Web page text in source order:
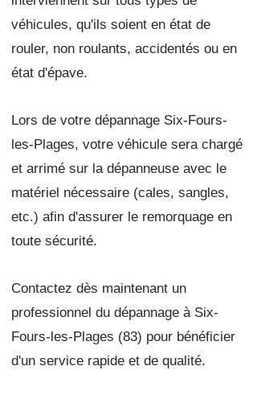
véhicules, qu'ils soient en état de
rouler, non roulants, accidentés ou en
état d'épave.
Lors de votre dépannage Six-Fours-
les-Plages, votre véhicule sera chargé
et arrimé sur la dépanneuse avec le
matériel nécessaire (cales, sangles,
etc.) afin d'assurer le remorquage en
toute sécurité.
Contactez dès maintenant un
professionnel du dépannage à Six-
Fours-les-Plages (83) pour bénéficier
d'un service rapide et de qualité.